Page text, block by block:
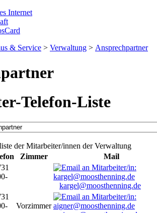
Internet
& Service > Verwaltung > Ansprechpartner
Telefon-Liste
der Mitarbeiter/innen der Verwaltung
Zimmer
Mail
kargel@moosthenning.de
Vorzimmer